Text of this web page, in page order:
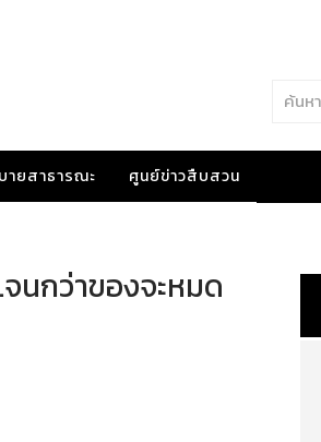
ายสาธารณะ ศูนย์ข่าวสืบสวน
นกว่าของจะหมด